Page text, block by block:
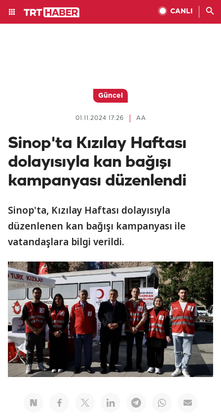
CANLI
Güncel
AA
01.11.2024 17:26
Sinop'ta Kızılay Haftası
dolayısıyla kan bağışı
kampanyası düzenlendi
Sinop'ta, Kızılay Haftası dolayısıyla
düzenlenen kan bağışı kampanyası ile
vatandaşlara bilgi verildi.